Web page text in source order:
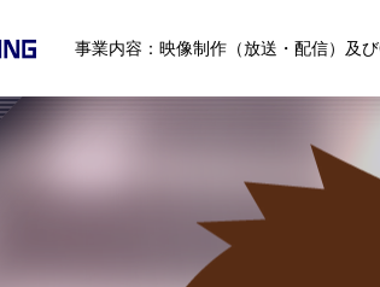
事業内容：映像制作（放送・配信）及